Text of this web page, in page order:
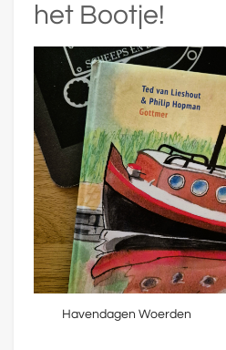
het Bootje!
Havendagen Woerden